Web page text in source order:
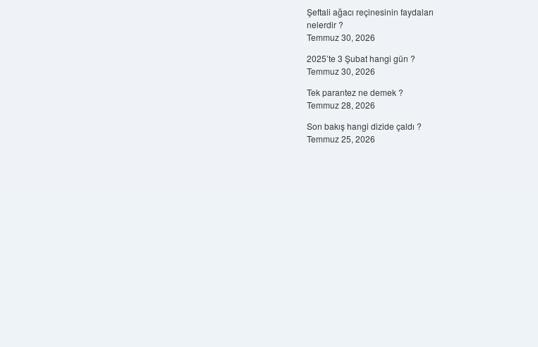
Şeftali ağacı reçinesinin faydaları
nelerdir ?
Temmuz 30, 2026
2025’te 3 Şubat hangi gün ?
Temmuz 30, 2026
Tek parantez ne demek ?
Temmuz 28, 2026
Son bakış hangi dizide çaldı ?
Temmuz 25, 2026